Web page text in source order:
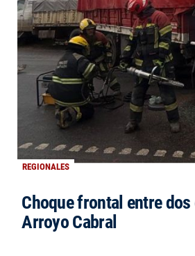
REGIONALES
Choque frontal entre
Arroyo Cabral